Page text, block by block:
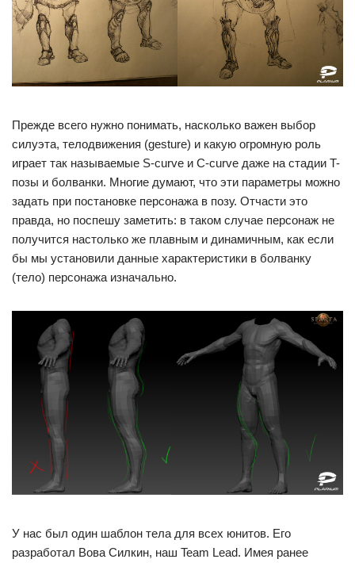
Прежде всего нужно понимать, насколько важен выбор
силуэта, телодвижения (gesture) и какую огромную роль
играет так называемые S-curve и С-curve даже на стадии T-
позы и болванки. Многие думают, что эти параметры можно
задать при постановке персонажа в позу. Отчасти это
правда, но поспешу заметить: в таком случае персонаж не
получится настолько же плавным и динамичным, как если
бы мы установили данные характеристики в болванку
(тело) персонажа изначально.
У нас был один шаблон тела для всех юнитов. Его
разработал Вова Силкин, наш Team Lead. Имея ранее